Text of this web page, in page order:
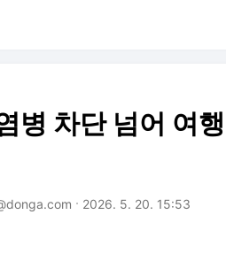
병 차단 넘어 여
2026. 5. 20. 15:53